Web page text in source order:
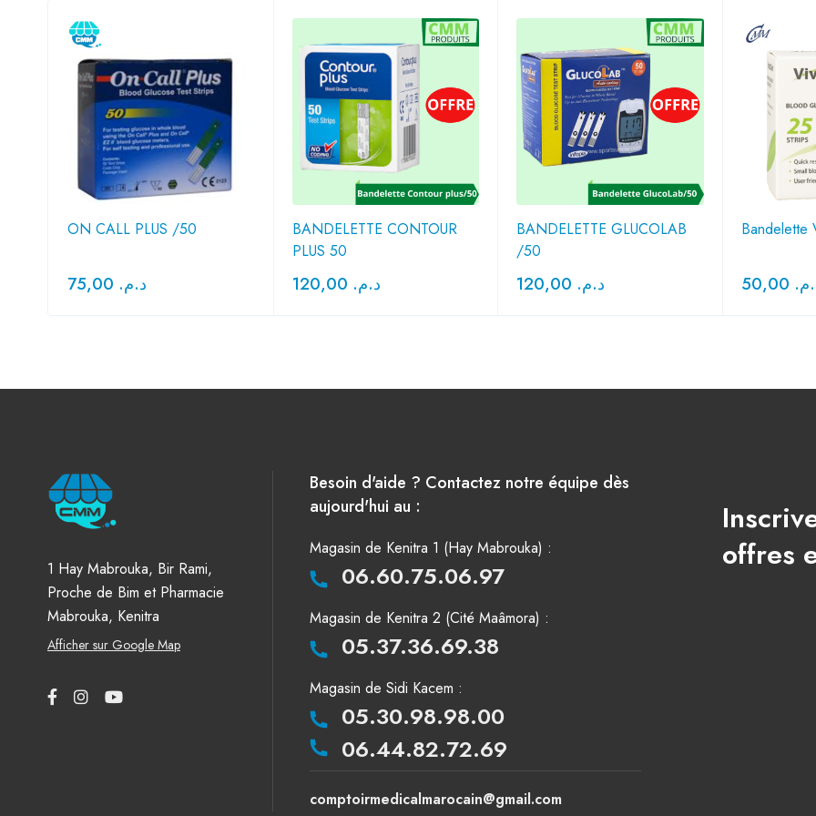
ON CALL PLUS /50
د.م.
BANDELETTE CONTOUR
PLUS 50
د.م.
BANDELETTE GLUCOLAB
/50
د.م.
Bandelette
1 Hay Mabrouka, Bir Rami,
Proche de Bim et Pharmacie
Mabrouka, Kenitra
Afficher sur Google Map
Besoin d'aide ? Contactez notre équipe dès
aujourd'hui au :
Magasin de Kenitra 1 (Hay Mabrouka) :
06.60.75.06.97
Magasin de Kenitra 2 (Cité Maâmora) :
05.37.36.69.38
Magasin de Sidi Kacem :
05.30.98.98.00
06.44.82.72.69
comptoirmedicalmarocain@gmail.com
offres